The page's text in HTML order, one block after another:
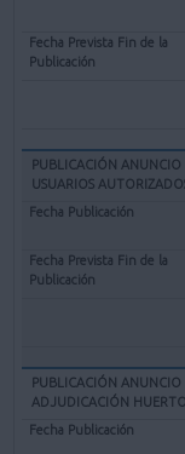
PUBLICACIÓN
USUARIOS
PUBLICACIÓN
ADJUDICACIÓN